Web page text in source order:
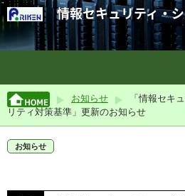
ン
テ
ン
ツ
へ
お知らせ
「情報セキ
リティ対策基準」更新のお知らせ
お知らせ